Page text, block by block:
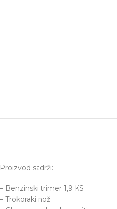
Proizvod sadrži:
– Benzinski trimer 1,9 KS
– Trokoraki nož